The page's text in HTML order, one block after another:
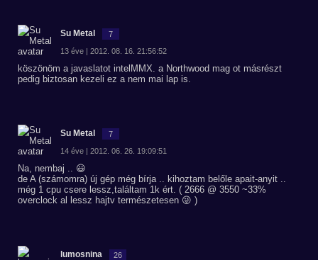
Su Metal 7
13 éve | 2012. 08. 16. 21:56:52
köszönöm a javaslatot intelMMX. a Northwood mag ot másrészt
pedig biztosan kezeli ez a nem mai lap is.
Su Metal 7
14 éve | 2012. 06. 26. 19:09:51
Na, nembaj .. 😃
de A (számomra) új gép még bírja .. kihoztam belőle apait-anyit ..
még 1 cpu csere lessz,találtam 1k ért. ( 2666 @ 3550 ~33%
overclock al lessz hajtv természetesen 😜 )
lumosnina 26